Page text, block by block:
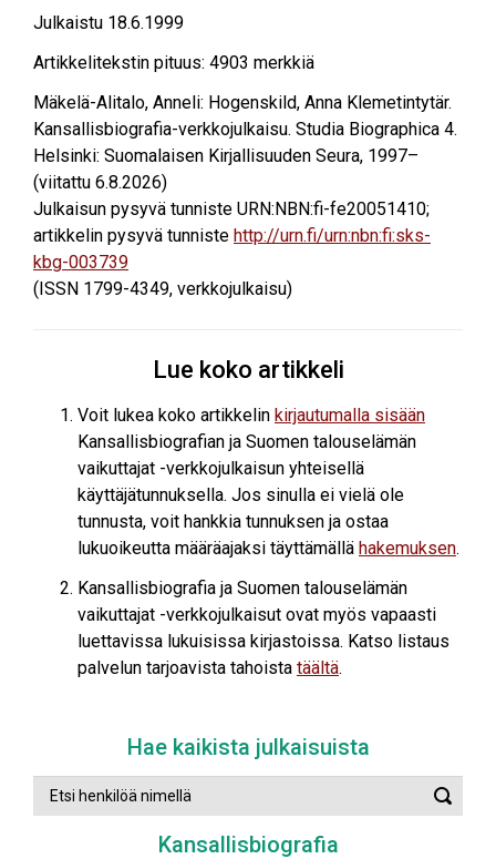
Julkaistu 18.6.1999
Artikkelitekstin pituus: 4903 merkkiä
Mäkelä-Alitalo, Anneli: Hogenskild, Anna Klemetintytär.
Kansallisbiografia-verkkojulkaisu. Studia Biographica 4.
Helsinki: Suomalaisen Kirjallisuuden Seura, 1997–
(viitattu 6.8.2026)
Julkaisun pysyvä tunniste URN:NBN:fi-fe20051410;
artikkelin pysyvä tunniste http://urn.fi/urn:nbn:fi:sks-
kbg-003739
(ISSN 1799-4349, verkkojulkaisu)
Lue koko artikkeli
Voit lukea koko artikkelin kirjautumalla sisään
Kansallisbiografian ja Suomen talouselämän
vaikuttajat -verkkojulkaisun yhteisellä
käyttäjätunnuksella. Jos sinulla ei vielä ole
tunnusta, voit hankkia tunnuksen ja ostaa
lukuoikeutta määräajaksi täyttämällä hakemuksen.
Kansallisbiografia ja Suomen talouselämän
vaikuttajat -verkkojulkaisut ovat myös vapaasti
luettavissa lukuisissa kirjastoissa. Katso listaus
palvelun tarjoavista tahoista täältä.
Hae kaikista julkaisuista
Etsi
henkilöä
haku
Kansallisbiografia